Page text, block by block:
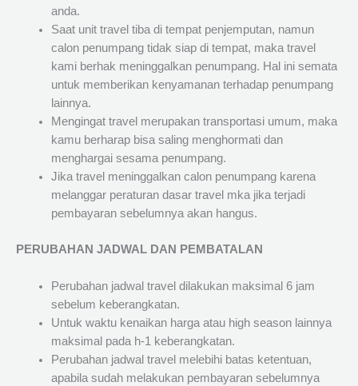
anda.
Saat unit travel tiba di tempat penjemputan, namun
calon penumpang tidak siap di tempat, maka travel
kami berhak meninggalkan penumpang. Hal ini semata
untuk memberikan kenyamanan terhadap penumpang
lainnya.
Mengingat travel merupakan transportasi umum, maka
kamu berharap bisa saling menghormati dan
menghargai sesama penumpang.
Jika travel meninggalkan calon penumpang karena
melanggar peraturan dasar travel mka jika terjadi
pembayaran sebelumnya akan hangus.
PERUBAHAN JADWAL DAN PEMBATALAN
Perubahan jadwal travel dilakukan maksimal 6 jam
sebelum keberangkatan.
Untuk waktu kenaikan harga atau high season lainnya
maksimal pada h-1 keberangkatan.
Perubahan jadwal travel melebihi batas ketentuan,
apabila sudah melakukan pembayaran sebelumnya